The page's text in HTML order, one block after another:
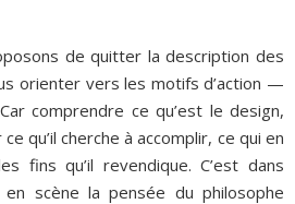
de quitter la description des
orienter vers les motifs d’action —
comprendre ce qu’est le design,
qu’il cherche à accomplir, ce qui en
fins qu’il revendique. C’est dans
scène la pensée du philosophe